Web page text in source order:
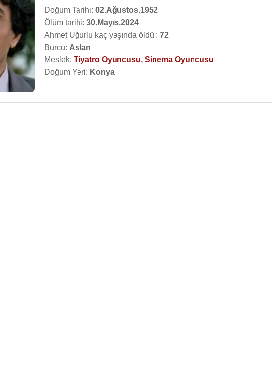
Doğum Tarihi: 02.Ağustos.1952
Ölüm tarihi: 30.Mayıs.2024
Ahmet Uğurlu kaç yaşında öldü : 72
Burcu: Aslan
Meslek: Tiyatro Oyuncusu, Sinema Oyuncusu
Doğum Yeri: Konya